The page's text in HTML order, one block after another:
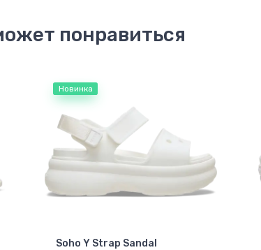
понравиться
Новинка
Soho Y Strap Sandal